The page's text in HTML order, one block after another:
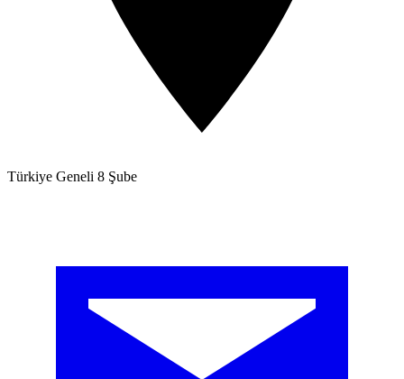
Türkiye Geneli 8 Şube